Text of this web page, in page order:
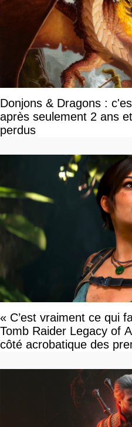
Donjons & Dragons :
après seulement 2 ans
perdus
« C’est vraiment ce qui
Tomb Raider Legacy of
côté acrobatique des